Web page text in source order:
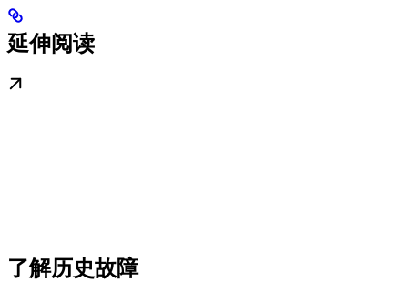
延伸阅读
了解历史故障